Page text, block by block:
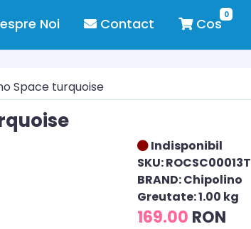
Noi Contact
0
Cos
Space turquoise
Indisponibil
SKU: ROCSC00013T
BRAND: Chipolino
Greutate: 1.00 kg
169.00 RON